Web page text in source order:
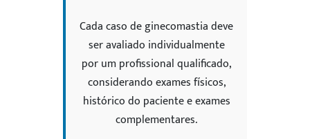
Cada caso de ginecomastia deve
ser avaliado individualmente
por um profissional qualificado,
considerando exames físicos,
histórico do paciente e exames
complementares.